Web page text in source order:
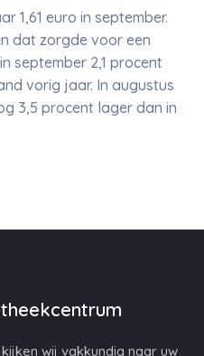
1,61 euro in september.
dat zorgde voor een
september 2,1 procent
vorig jaar. In augustus
3,5 procent lager dan in
wij vakkundig naar uw